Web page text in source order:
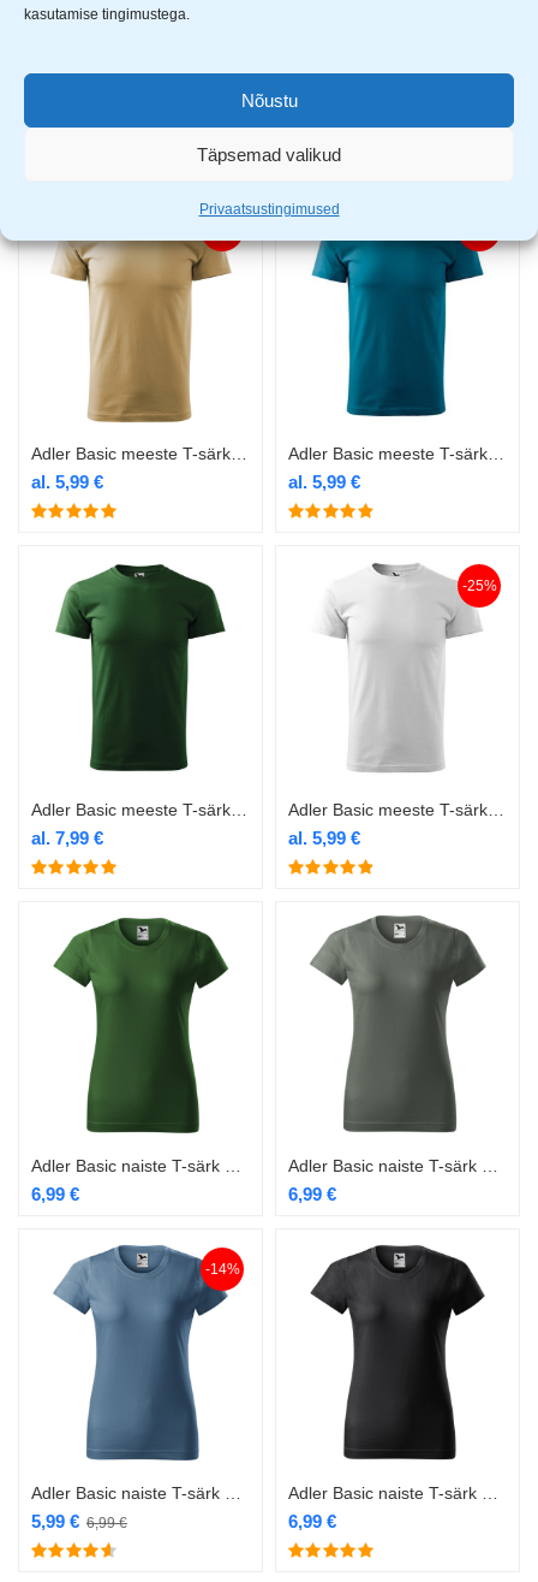
kasutamise tingimustega.
Nõustu
Täpsemad valikud
Privaatsustingimused
Adler Basic meeste T-särk 129 roheline
al.5,99€ al.7,99€
al. 5,99 € al. 5,99 €
al. 7,99 €
-25%
al. 5,99 €
6,99 € 6,99 €
-14%
6,99€
5,99 € 6,99 €